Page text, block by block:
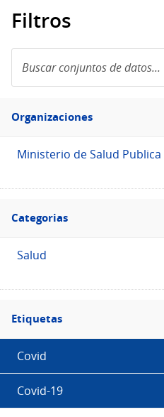
Filtros
conjuntos
de
Filtro
Organizaciones
Organizaciones
Ministerio de Salud Publica
Filtro
Categorias
Categorias
Salud
Filtro
Etiquetas
Etiquetas
Covid
Covid-19